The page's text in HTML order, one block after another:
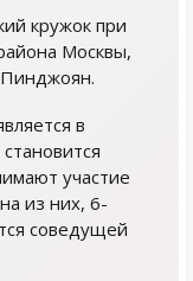
кружок при
Москвы,
Пинджоян.
в
участие
из них, 6-
соведущей